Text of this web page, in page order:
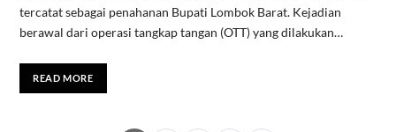
tercatat sebagai penahanan Bupati Lombok Barat. Kejadian
berawal dari operasi tangkap tangan (OTT) yang dilakukan…
READ MORE